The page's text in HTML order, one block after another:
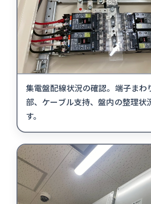
集電盤配線状況の確認。端子まわ
部、ケーブル支持、盤内の整理状
す。